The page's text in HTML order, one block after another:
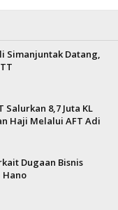
Simanjuntak Datang,
Salurkan 8,7 Juta KL
Haji Melalui AFT Adi
Dugaan Bisnis
Hano